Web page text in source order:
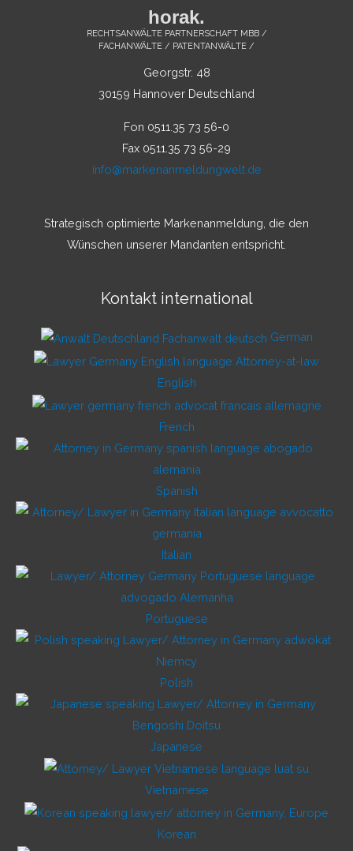
horak.
RECHTSANWÄLTE PARTNERSCHAFT MBB /
FACHANWÄLTE / PATENTANWÄLTE /
Georgstr. 48
30159 Hannover Deutschland
Fon 0511.35 73 56-0
Fax 0511.35 73 56-29
info@markenanmeldungwelt.de
Strategisch optimierte Markenanmeldung, die den
Wünschen unserer Mandanten entspricht.
Kontakt international
German
English
French
Spanish
Italian
Portuguese
Polish
Japanese
Vietnamese
Korean